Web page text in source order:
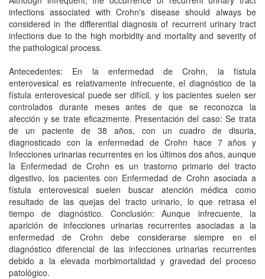
infections associated with Crohn's disease should always be
considered in the differential diagnosis of recurrent urinary tract
infections due to the high morbidity and mortality and severity of
the pathological process.
Antecedentes: En la enfermedad de Crohn, la fístula
enterovesical es relativamente infrecuente, el diagnóstico de la
fístula enterovesical puede ser difícil, y los pacientes suelen ser
controlados durante meses antes de que se reconozca la
afección y se trate eficazmente. Presentación del caso: Se trata
de un paciente de 38 años, con un cuadro de disuria,
diagnosticado con la enfermedad de Crohn hace 7 años y
Infecciones urinarias recurrentes en los últimos dos años, aunque
la Enfermedad de Crohn es un trastorno primario del tracto
digestivo, los pacientes con Enfermedad de Crohn asociada a
fístula enterovesical suelen buscar atención médica como
resultado de las quejas del tracto urinario, lo que retrasa el
tiempo de diagnóstico. Conclusión: Aunque infrecuente, la
aparición de infecciones urinarias recurrentes asociadas a la
enfermedad de Crohn debe considerarse siempre en el
diagnóstico diferencial de las infecciones urinarias recurrentes
debido a la elevada morbimortalidad y gravedad del proceso
patológico.